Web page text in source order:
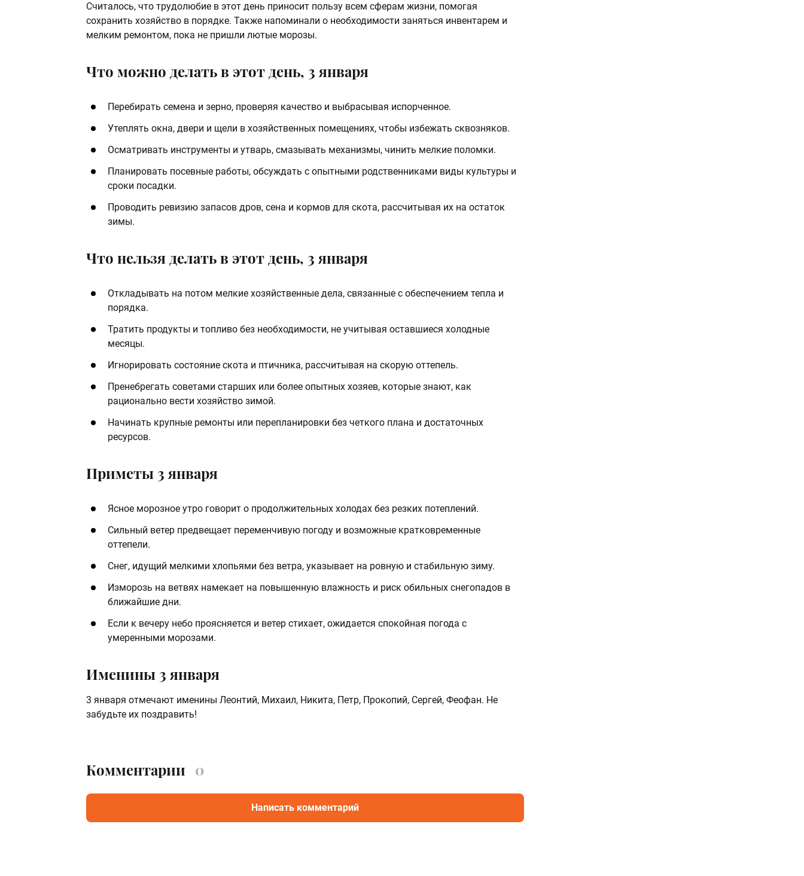
Считалось, что трудолюбие в этот день приносит пользу всем сферам жизни, помогая
сохранить хозяйство в порядке. Также напоминали о необходимости заняться инвентарем и
мелким ремонтом, пока не пришли лютые морозы.
Что можно делать в этот день, 3 января
Перебирать семена и зерно, проверяя качество и выбрасывая испорченное.
Утеплять окна, двери и щели в хозяйственных помещениях, чтобы избежать сквозняков.
Осматривать инструменты и утварь, смазывать механизмы, чинить мелкие поломки.
Планировать посевные работы, обсуждать с опытными родственниками виды культуры и
сроки посадки.
Проводить ревизию запасов дров, сена и кормов для скота, рассчитывая их на остаток
зимы.
Что нельзя делать в этот день, 3 января
Откладывать на потом мелкие хозяйственные дела, связанные с обеспечением тепла и
порядка.
Тратить продукты и топливо без необходимости, не учитывая оставшиеся холодные
месяцы.
Игнорировать состояние скота и птичника, рассчитывая на скорую оттепель.
Пренебрегать советами старших или более опытных хозяев, которые знают, как
рационально вести хозяйство зимой.
Начинать крупные ремонты или перепланировки без четкого плана и достаточных
ресурсов.
Приметы 3 января
Ясное морозное утро говорит о продолжительных холодах без резких потеплений.
Сильный ветер предвещает переменчивую погоду и возможные кратковременные
оттепели.
Снег, идущий мелкими хлопьями без ветра, указывает на ровную и стабильную зиму.
Изморозь на ветвях намекает на повышенную влажность и риск обильных снегопадов в
ближайшие дни.
Если к вечеру небо проясняется и ветер стихает, ожидается спокойная погода с
умеренными морозами.
Именины 3 января
3 января отмечают именины Леонтий, Михаил, Никита, Петр, Прокопий, Сергей, Феофан. Не
забудьте их поздравить!
Комментарии 0
Написать комментарий